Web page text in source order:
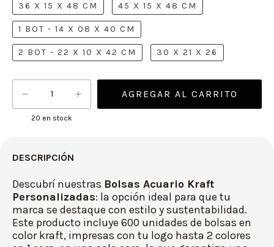
36 X 15 X 48 CM 45 X 15 X 48 CM
1 BOT - 14 X 08 X 40 CM
2 BOT - 22 X 10 X 42 CM 30 X 21 X 26
20 en stock
DESCRIPCIÓN
Descubrí nuestras Bolsas Acuario Kraft
Personalizadas: la opción ideal para que tu
marca se destaque con estilo y sustentabilidad.
Este producto incluye 600 unidades de bolsas en
color kraft, impresas con tu logo hasta 2 colores